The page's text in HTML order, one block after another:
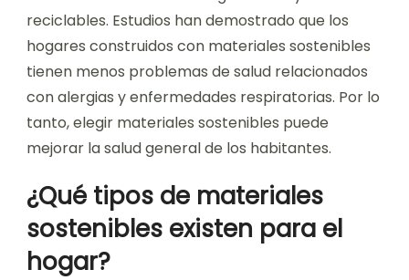
reciclables. Estudios han demostrado que los
hogares construidos con materiales sostenibles
tienen menos problemas de salud relacionados
con alergias y enfermedades respiratorias. Por lo
tanto, elegir materiales sostenibles puede
mejorar la salud general de los habitantes.
¿Qué tipos de materiales
sostenibles existen para el
hogar?